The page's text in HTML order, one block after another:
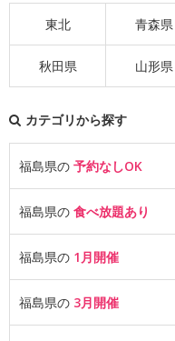
東北 青森県
秋田県 山形県
カテゴリから探す
福島県の 予約なしOK
福島県の 食べ放題あり
福島県の 1月開催
福島県の 3月開催